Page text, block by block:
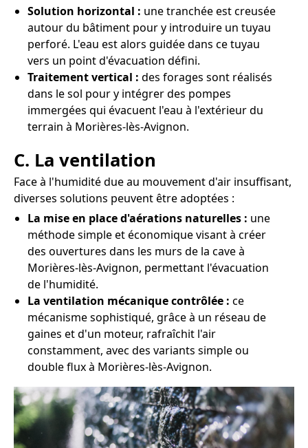
Solution horizontal : une tranchée est creusée
autour du bâtiment pour y introduire un tuyau
perforé. L'eau est alors guidée dans ce tuyau
vers un point d'évacuation défini.
Traitement vertical : des forages sont réalisés
dans le sol pour y intégrer des pompes
immergées qui évacuent l'eau à l'extérieur du
terrain à Morières-lès-Avignon.
C. La ventilation
Face à l'humidité due au mouvement d'air insuffisant,
diverses solutions peuvent être adoptées :
La mise en place d'aérations naturelles : une
méthode simple et économique visant à créer
des ouvertures dans les murs de la cave à
Morières-lès-Avignon, permettant l'évacuation
de l'humidité.
La ventilation mécanique contrôlée : ce
mécanisme sophistiqué, grâce à un réseau de
gaines et d'un moteur, rafraîchit l'air
constamment, avec des variants simple ou
double flux à Morières-lès-Avignon.